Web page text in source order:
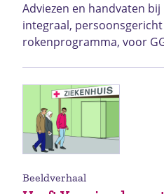
Adviezen en handvaten
integraal,
rokenprogramma, voor
Beeldverhaal